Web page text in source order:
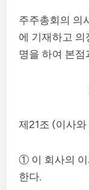
주주총회의 의
에 기재하고 의
명을 하여 본점
제21조 (이사
① 이 회사의 이
한다.